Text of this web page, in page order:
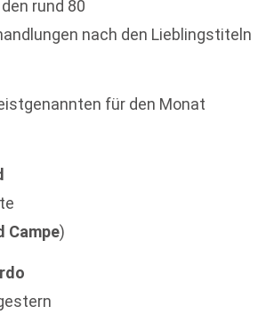
rund 80
nach den Lieblingstiteln
für den Monat
Campe)